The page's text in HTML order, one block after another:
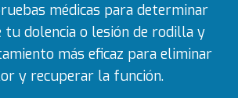
médicas para determinar
tu dolencia o lesión de rodilla y
más eficaz para eliminar
y recuperar la función.